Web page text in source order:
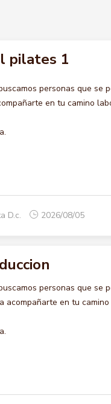
pilates 1
personas que se
en tu camino
D.c. 2026/08/05
personas que se
acompañarte en tu